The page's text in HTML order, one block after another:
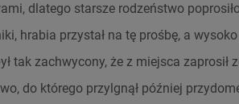
dlatego starsze rodzeństwo
hrabia przystał na tę prośbę, a
tak zachwycony, że z miejsca zaprosił
do którego przylgnął później